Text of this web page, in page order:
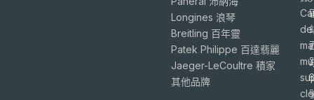
Longines 浪琴
Breitling 百年靈
Patek Philippe 百達翡麗
Jaeger-LeCoultre 積家
其他品牌
de